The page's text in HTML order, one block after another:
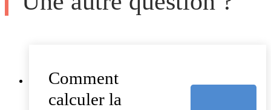
Comment
calculer la